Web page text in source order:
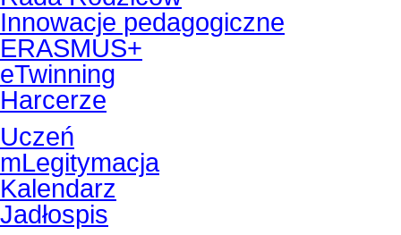
Innowacje pedagogiczne
ERASMUS+
eTwinning
Harcerze
Uczeń
mLegitymacja
Kalendarz
Jadłospis